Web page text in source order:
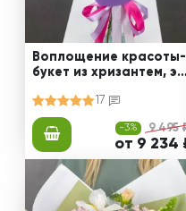
Воплощение красоты-
букет из хризантем, эус
17
-3% 9 495
от 9 234